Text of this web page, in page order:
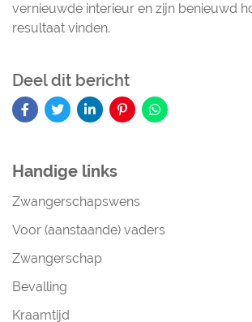
vernieuwde interieur en zijn benieuwd
resultaat vinden.
Deel dit bericht
Handige links
Zwangerschapswens
Voor (aanstaande) vaders
Zwangerschap
Bevalling
Kraamtijd